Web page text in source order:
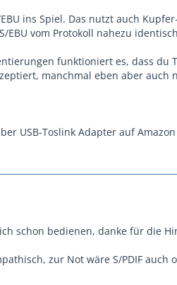
EBU ins Spiel. Das nutzt auch
EBU vom Protokoll nahezu
funktioniert es, dass du
manchmal eben aber auch
USB-Toslink Adapter auf
schon bedienen, danke für die
zur Not wäre S/PDIF auch